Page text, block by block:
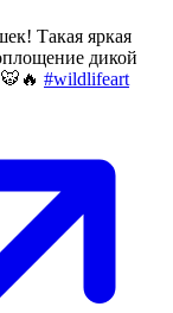
Такая яркая
дикой
#wildlifeart